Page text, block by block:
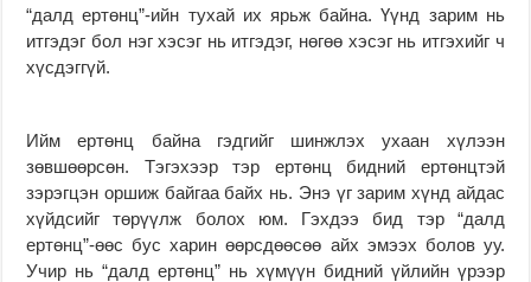
“далд ертөнц”-ийн тухай их ярьж байна. Үүнд зарим нь
итгэдэг бол нэг хэсэг нь итгэдэг, нөгөө хэсэг нь итгэхийг ч
хүсдэггүй.
Ийм ертөнц байна гэдгийг шинжлэх ухаан хүлээн
зөвшөөрсөн. Тэгэхээр тэр ертөнц бидний ертөнцтэй
зэрэгцэн оршиж байгаа байх нь. Энэ үг зарим хүнд айдас
хүйдсийг төрүүлж болох юм. Гэхдээ бид тэр “далд
ертөнц”-өөс бус харин өөрсдөөсөө айх эмээх болов уу.
Учир нь “далд ертөнц” нь хүмүүн бидний үйлийн үрээр